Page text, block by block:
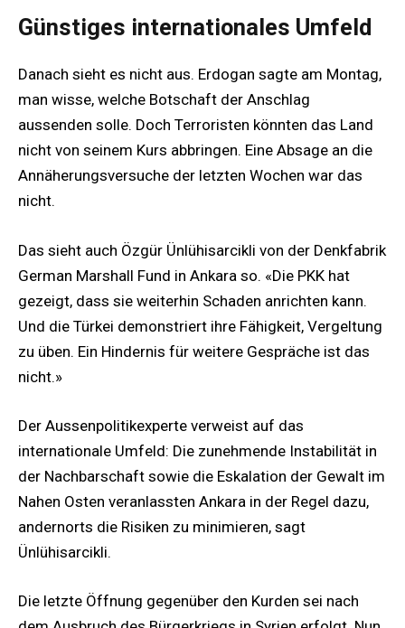
Günstiges internationales Umfeld
Danach sieht es nicht aus. Erdogan sagte am Montag,
man wisse, welche Botschaft der Anschlag
aussenden solle. Doch Terroristen könnten das Land
nicht von seinem Kurs abbringen. Eine Absage an die
Annäherungsversuche der letzten Wochen war das
nicht.
Das sieht auch Özgür Ünlühisarcikli von der Denkfabrik
German Marshall Fund in Ankara so. «Die PKK hat
gezeigt, dass sie weiterhin Schaden anrichten kann.
Und die Türkei demonstriert ihre Fähigkeit, Vergeltung
zu üben. Ein Hindernis für weitere Gespräche ist das
nicht.»
Der Aussenpolitikexperte verweist auf das
internationale Umfeld: Die zunehmende Instabilität in
der Nachbarschaft sowie die Eskalation der Gewalt im
Nahen Osten veranlassten Ankara in der Regel dazu,
andernorts die Risiken zu minimieren, sagt
Ünlühisarcikli.
Die letzte Öffnung gegenüber den Kurden sei nach